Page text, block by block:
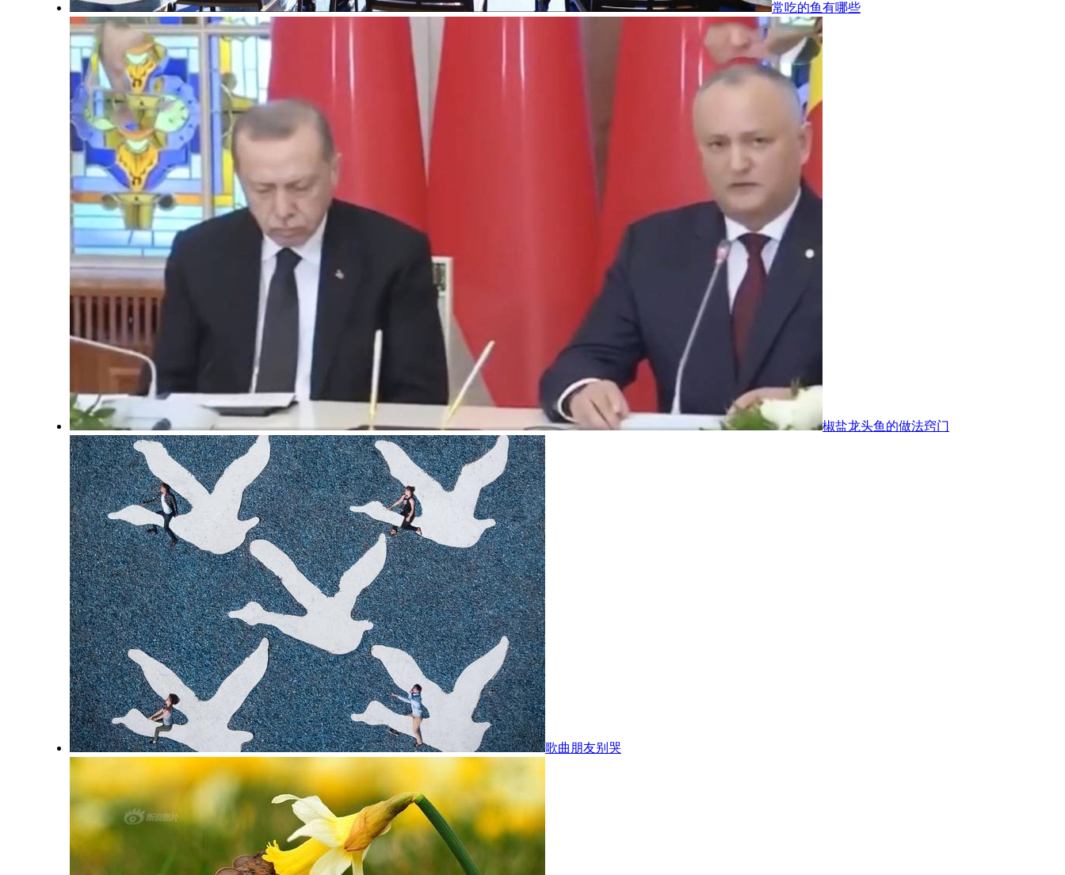
常吃的鱼有哪些
椒盐龙头鱼的做法窍门
歌曲朋友别哭